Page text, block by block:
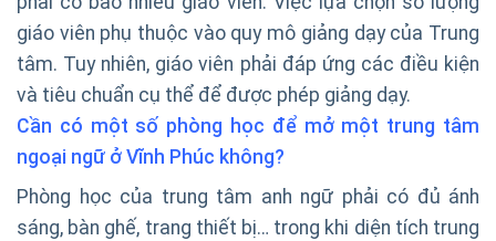
giáo viên phụ thuộc vào quy mô giảng dạy của Trung
tâm. Tuy nhiên, giáo viên phải đáp ứng các điều kiện
và tiêu chuẩn cụ thể để được phép giảng dạy.
Cần có một số phòng học để mở một trung tâm
ngoại ngữ ở Vĩnh Phúc không?
Phòng học của trung tâm anh ngữ phải có đủ ánh
sáng, bàn ghế, trang thiết bị… trong khi diện tích trung